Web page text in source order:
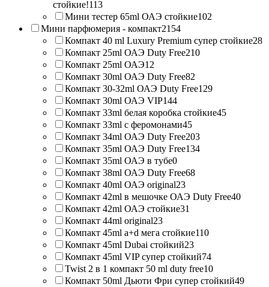
стойкие!113
Мини тестер 65ml ОАЭ стойкие102
Мини парфюмерия - компакт2154
Компакт 40 ml Luxury Premium супер стойкие28
Компакт 25ml ОАЭ Duty Free210
Компакт 25ml ОАЭ12
Компакт 30ml ОАЭ Duty Free82
Компакт 30-32ml ОАЭ Duty Free129
Компакт 30ml ОАЭ VIP144
Компакт 33ml белая коробка стойкие45
Компакт 33ml с феромонами45
Компакт 34ml ОАЭ Duty Free203
Компакт 35ml ОАЭ Duty Free134
Компакт 35ml ОАЭ в тубе0
Компакт 38ml ОАЭ Duty Free68
Компакт 40ml ОАЭ original23
Компакт 42ml в мешочке ОАЭ Duty Free40
Компакт 42ml ОАЭ стойкие31
Компакт 44ml original23
Компакт 45ml a+d мега стойкие110
Компакт 45ml Dubai стойкий23
Компакт 45ml VIP супер стойкий74
Twist 2 в 1 компакт 50 ml duty free10
Компакт 50ml Дьюти Фри супер стойкий49